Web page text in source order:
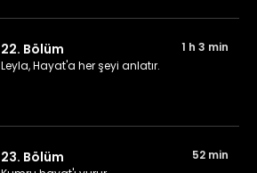
22. Bölüm
1 h 3 min
Leyla, Hayat'a her şeyi anlatır.
23. Bölüm
52 min